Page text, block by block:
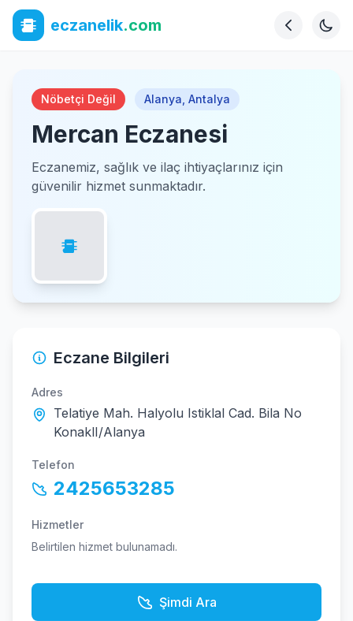
eczanelik.com
Nöbetçi Değil Alanya Antalya
Mercan Eczanesi
Eczanemiz, sağlık ve ilaç ihtiyaçlarınız için
güvenilir hizmet sunmaktadır.
Eczane Bilgileri
Adres
Telatiye Mah. Halyolu Istiklal Cad. Bila No
KonaklI/Alanya
Telefon
2425653285
Hizmetler
Belirtilen hizmet bulunamadı.
Şimdi Ara